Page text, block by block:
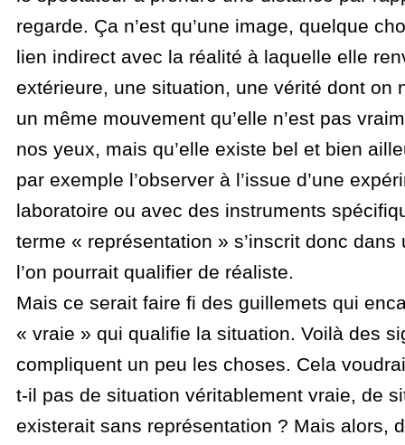
regarde. Ça n’est qu’une image, quelque
lien indirect avec la réalité à laquelle elle
extérieure, une situation, une vérité dont on
un même mouvement qu’elle n’est pas
nos yeux, mais qu’elle existe bel et bien
par exemple l’observer à l’issue d’une
laboratoire ou avec des instruments
terme « représentation » s’inscrit donc dans
l’on pourrait qualifier de réaliste.
Mais ce serait faire fi des guillemets qui
« vraie » qui qualifie la situation. Voilà des
compliquent un peu les choses. Cela
t-il pas de situation véritablement vraie, de
existerait sans représentation ? Mais alors,